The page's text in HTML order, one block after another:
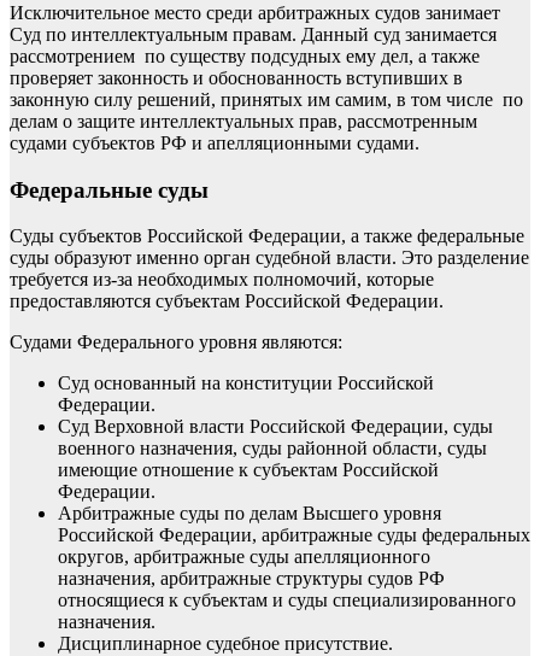
Исключительное место среди арбитражных судов занимает
Суд по интеллектуальным правам. Данный суд занимается
рассмотрением по существу подсудных ему дел, а также
проверяет законность и обоснованность вступивших в
законную силу решений, принятых им самим, в том числе по
делам о защите интеллектуальных прав, рассмотренным
судами субъектов РФ и апелляционными судами.
Федеральные суды
Суды субъектов Российской Федерации, а также федеральные
суды образуют именно орган судебной власти. Это разделение
требуется из-за необходимых полномочий, которые
предоставляются субъектам Российской Федерации.
Судами Федерального уровня являются:
Суд основанный на конституции Российской
Федерации.
Суд Верховной власти Российской Федерации, суды
военного назначения, суды районной области, суды
имеющие отношение к субъектам Российской
Федерации.
Арбитражные суды по делам Высшего уровня
Российской Федерации, арбитражные суды федеральных
округов, арбитражные суды апелляционного
назначения, арбитражные структуры судов РФ
относящиеся к субъектам и суды специализированного
назначения.
Дисциплинарное судебное присутствие.